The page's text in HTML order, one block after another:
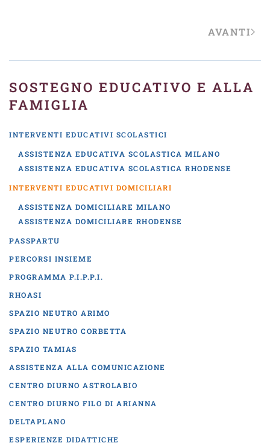
AVANTI
SOSTEGNO EDUCATIVO E ALLA
FAMIGLIA
INTERVENTI EDUCATIVI SCOLASTICI
ASSISTENZA EDUCATIVA SCOLASTICA MILANO
ASSISTENZA EDUCATIVA SCOLASTICA RHODENSE
INTERVENTI EDUCATIVI DOMICILIARI
ASSISTENZA DOMICILIARE MILANO
ASSISTENZA DOMICILIARE RHODENSE
PASSPARTU
PERCORSI INSIEME
PROGRAMMA P.I.P.P.I.
RHOASI
SPAZIO NEUTRO ARIMO
SPAZIO NEUTRO CORBETTA
SPAZIO TAMIAS
ASSISTENZA ALLA COMUNICAZIONE
CENTRO DIURNO ASTROLABIO
CENTRO DIURNO FILO DI ARIANNA
DELTAPLANO
ESPERIENZE DIDATTICHE